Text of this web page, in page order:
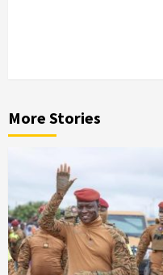
More Stories